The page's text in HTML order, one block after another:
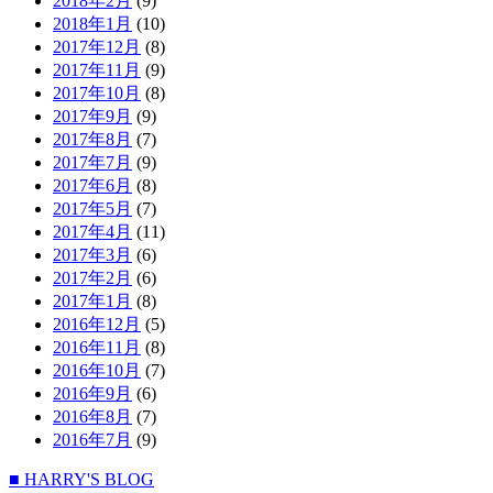
2018年1月 (10)
2017年12月 (8)
2017年11月 (9)
2017年10月 (8)
2017年9月 (9)
2017年8月 (7)
2017年7月 (9)
2017年6月 (8)
2017年5月 (7)
2017年4月 (11)
2017年3月 (6)
2017年2月 (6)
2017年1月 (8)
2016年12月 (5)
2016年11月 (8)
2016年10月 (7)
2016年9月 (6)
2016年8月 (7)
2016年7月 (9)
■ HARRY'S BLOG